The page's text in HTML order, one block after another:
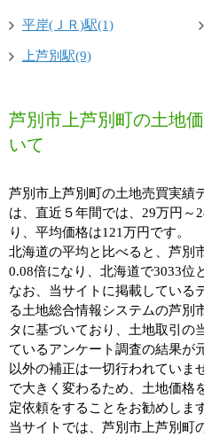
平岸(ＪＲ)駅(1)
上芦別駅(9)
芦別市上芦別町の土地
いて
芦別市上芦別町の土地売買実績
は、直近５年間では、29万円～
り、平均価格は121万円です。
北海道の平均と比べると、芦別
0.08倍になり、北海道で3033位
なお、当サイトに掲載している
る土地総合情報システムの芦別
タに基づいており、土地取引の
ているアンケート調査の結果が
以外の補正は一切行われていま
で大きく変わるため、土地価格
定依頼をすることをお勧めしま
当サイトでは、芦別市上芦別町